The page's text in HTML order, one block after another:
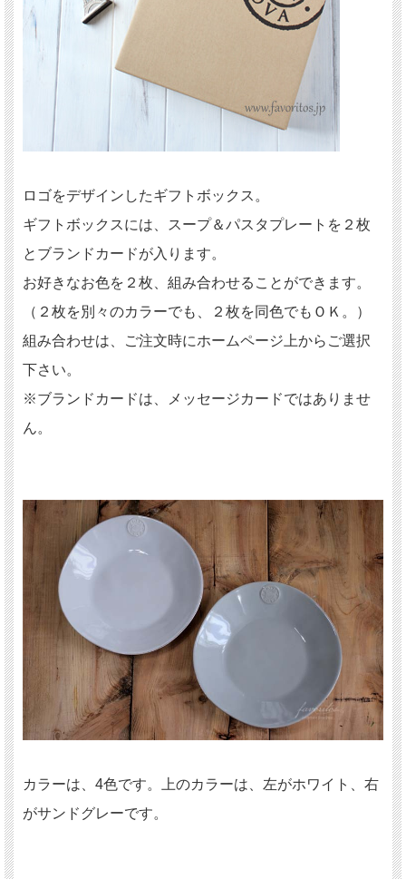
ロゴをデザインしたギフトボックス。
ギフトボックスには、スープ＆パスタプレートを２枚
とブランドカードが入ります。
お好きなお色を２枚、組み合わせることができます。
（２枚を別々のカラーでも、２枚を同色でもＯＫ。）
組み合わせは、ご注文時にホームページ上からご選択
下さい。
※ブランドカードは、メッセージカードではありませ
ん。
カラーは、4色です。上のカラーは、左がホワイト、右
がサンドグレーです。